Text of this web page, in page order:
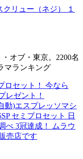
リュー（ネジ） １
オブ・東京。2200名
マランキング
ロセット！ 今なら
レゼント！
動)エスプレッソマシ
セミプロセット 日
べ 3冠達成！ ムラウ
売店です